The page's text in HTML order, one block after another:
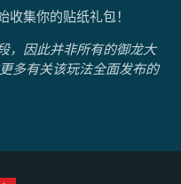
集你的贴纸礼包！
，因此并非所有的御龙大
多有关该玩法全面发布的